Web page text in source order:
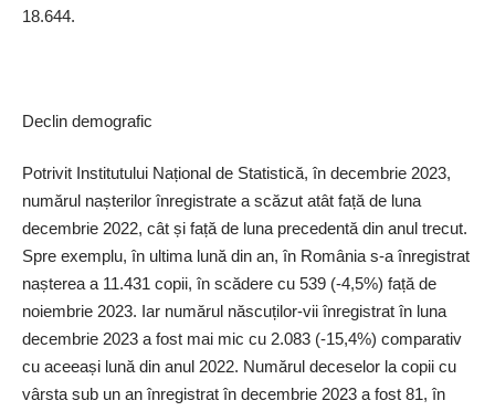
18.644.
Declin demografic
Potrivit Institutului Național de Statistică, în decembrie 2023,
numărul nașterilor înregistrate a scăzut atât față de luna
decembrie 2022, cât și față de luna precedentă din anul trecut.
Spre exemplu, în ultima lună din an, în România s-a înregistrat
nașterea a 11.431 copii, în scădere cu 539 (-4,5%) față de
noiembrie 2023. Iar numărul născuților-vii înregistrat în luna
decembrie 2023 a fost mai mic cu 2.083 (-15,4%) comparativ
cu aceeași lună din anul 2022. Numărul deceselor la copii cu
vârsta sub un an înregistrat în decembrie 2023 a fost 81, în